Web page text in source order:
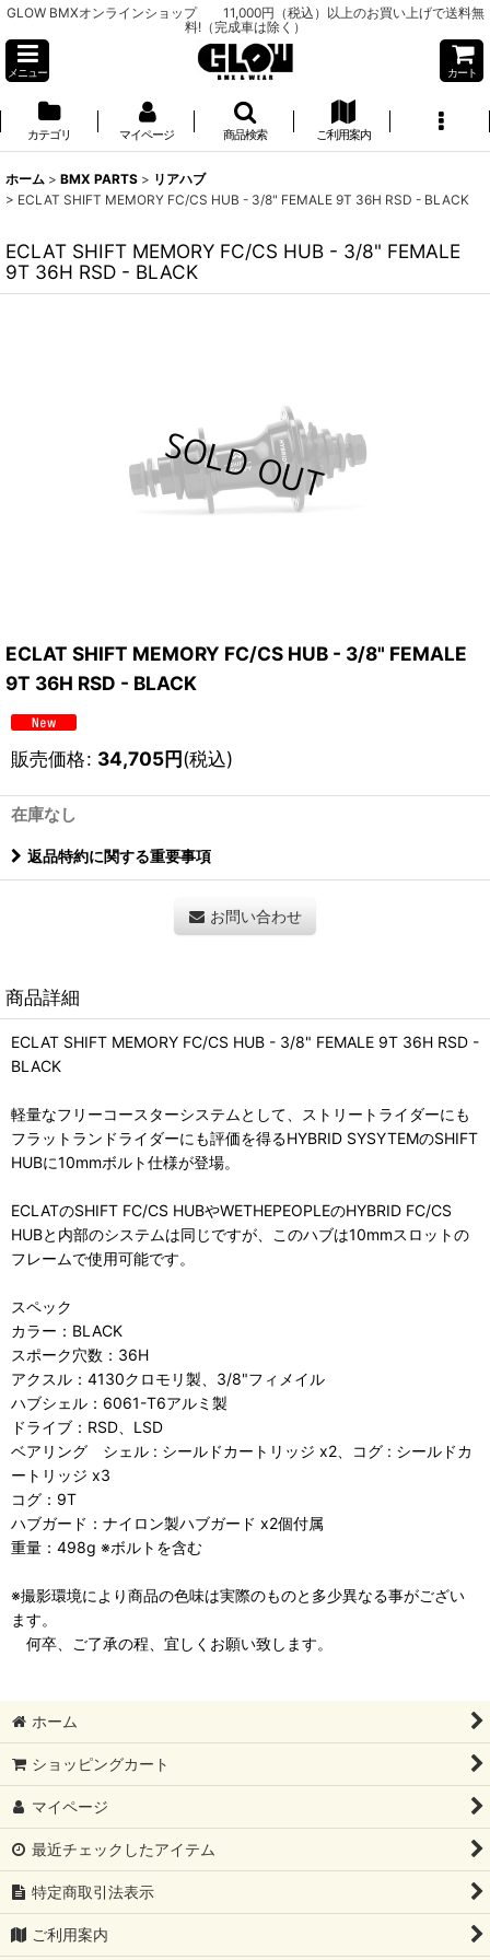
GLOW BMXオンラインショップ 11,000円（税込）以上のお買い上げで送料無
料!（完成車は除く）
メニュー カート
カテゴリ マイページ 商品検索 ご利用案内
ホーム > BMX PARTS > リアハブ
> ECLAT SHIFT MEMORY FC/CS HUB - 3/8" FEMALE 9T 36H RSD - BLACK
ECLAT SHIFT MEMORY FC/CS HUB - 3/8" FEMALE
9T 36H RSD - BLACK
ECLAT SHIFT MEMORY FC/CS HUB - 3/8" FEMALE
9T 36H RSD - BLACK
販売価格: 34,705円(税込)
在庫なし
返品特約に関する重要事項
お問い合わせ
商品詳細
ECLAT SHIFT MEMORY FC/CS HUB - 3/8" FEMALE 9T 36H RSD -
BLACK
軽量なフリーコースターシステムとして、ストリートライダーにも
フラットランドライダーにも評価を得るHYBRID SYSYTEMのSHIFT
HUBに10mmボルト仕様が登場。
ECLATのSHIFT FC/CS HUBやWETHEPEOPLEのHYBRID FC/CS
HUBと内部のシステムは同じですが、このハブは10mmスロットの
フレームで使用可能です。
スペック
カラー：BLACK
スポーク穴数：36H
アクスル：4130クロモリ製、3/8"フィメイル
ハブシェル：6061-T6アルミ製
ドライブ：RSD、LSD
ベアリング シェル : シールドカートリッジ x2、コグ : シールドカ
ートリッジ x3
コグ：9T
ハブガード：ナイロン製ハブガード x2個付属
重量：498g ※ボルトを含む
※撮影環境により商品の色味は実際のものと多少異なる事がござい
ます。
何卒、ご了承の程、宜しくお願い致します。
ホーム
ショッピングカート
マイページ
最近チェックしたアイテム
特定商取引法表示
ご利用案内